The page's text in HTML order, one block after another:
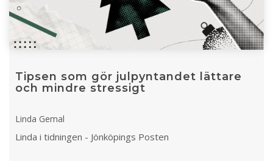
Tipsen som gör julpyntandet lättare
och mindre stressigt
Linda Gemal
Linda i tidningen - Jönköpings Posten